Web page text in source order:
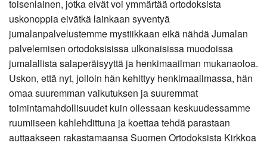
toisenlainen, jotka eivät voi ymmärtää ortodoksista
uskonoppia eivätkä lainkaan syventyä
jumalanpalvelustemme mystiikkaan eikä nähdä Jumalan
palvelemisen ortodoksisissa ulkonaisissa muodoissa
jumalallista salaperäisyyttä ja henkimaailman mukanaoloa.
Uskon, että nyt, jolloin hän kehittyy henkimaailmassa, hän
omaa suuremman vaikutuksen ja suuremmat
toimintamahdollisuudet kuin ollessaan keskuudessamme
ruumiiseen kahlehdittuna ja koettaa tehdä parastaan
auttaakseen rakastamaansa Suomen Ortodoksista Kirkkoa